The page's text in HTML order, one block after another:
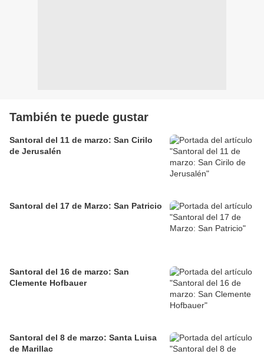
También te puede gustar
Santoral del 11 de marzo: San Cirilo
de Jerusalén
Santoral del 17 de Marzo: San Patricio
Santoral del 16 de marzo: San
Clemente Hofbauer
Santoral del 8 de marzo: Santa Luisa
de Marillac